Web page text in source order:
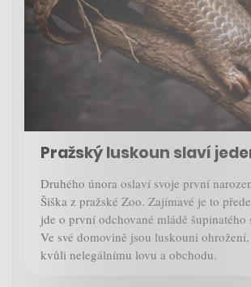
Pražský luskoun slaví
Druhého února oslaví svoje první
Šiška z pražské Zoo. Zajímavé je to
jde o první odchované mládě šupinatého
Ve své domovině jsou luskouni
kvůli nelegálnímu lovu a obchodu.